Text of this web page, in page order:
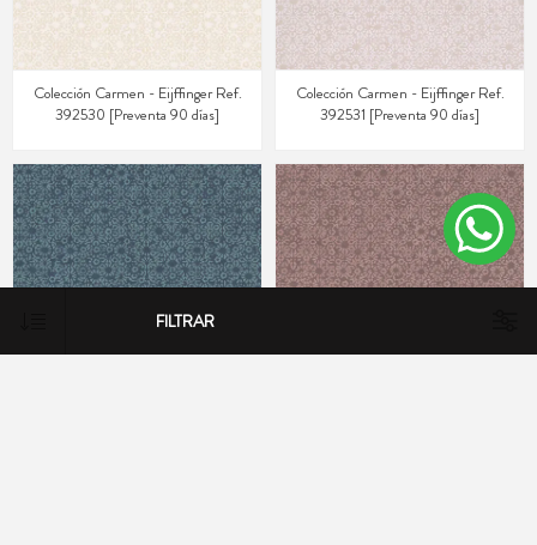
FILTRAR
Colección Carmen - Eijffinger Ref.
392530 [Preventa 90 días]
Colección Carmen - Eijffinger Ref.
392531 [Preventa 90 días]